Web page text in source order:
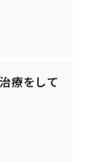
療をして